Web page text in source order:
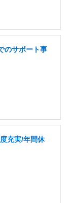
のサポート事
充実/年間休